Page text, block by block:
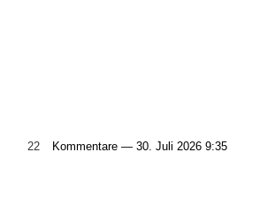
22 Kommentare — 30. Juli 2026 9:35